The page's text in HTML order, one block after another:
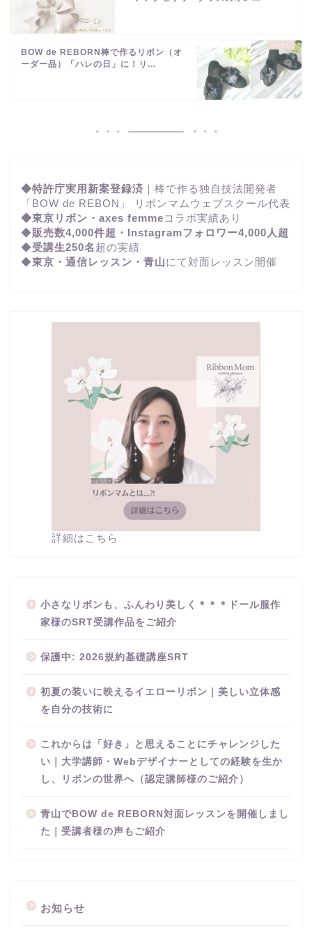
BOW de REBORN棒で作るリボン（オ
ーダー品）「ハレの日」に！リ...
◆特許庁実用新案登録済 ｜棒で作る独自技法開発者
「BOW de REBON」 リボンマムウェブスクール代表
◆東京リボン・axes femmeコラボ実績あり
◆販売数4,000件超・Instagramフォロワー4,000人超
◆受講生250名 超の実績
◆東京・通信レッスン・青山にて対面レッスン開催
詳細はこちら
小さなリボンも、ふんわり美しく＊＊＊ドール服作
家様のSRT受講作品をご紹介
保護中: 2026規約基礎講座SRT
初夏の装いに映えるイエローリボン｜美しい立体感
を自分の技術に
これからは「好き」と思えることにチャレンジした
い｜大学講師・Webデザイナーとしての経験を生か
し、リボンの世界へ（認定講師様のご紹介）
青山でBOW de REBORN対面レッスンを開催しまし
た｜受講者様の声もご紹介
お知らせ